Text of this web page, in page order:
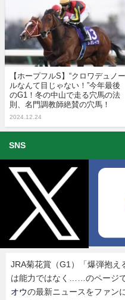
【ホープフルS】“クロワデュノー
ルなんて目じゃない！”今年最後
のG1！冬の中山で走る穴馬の法
則、名門調教師絶賛の穴馬！
2024.12.24
SNS
JRA菊花賞（G1）「爆弾抱え
は能力ではなく……のページで
オウの最新ニュースをファン